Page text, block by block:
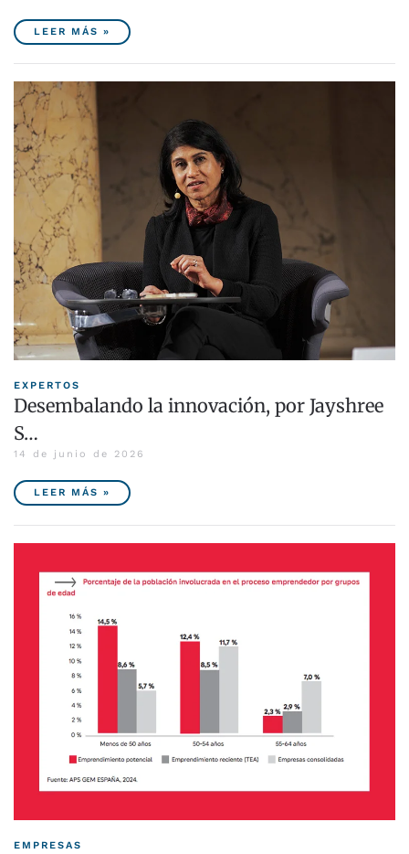
LEER MÁS »
EXPERTOS
Desembalando la innovación, por Jayshree
S…
14 de junio de 2026
LEER MÁS »
EMPRESAS